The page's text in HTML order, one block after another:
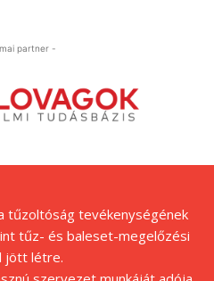
partner -
tűzoltóság tevékenységének
tűz- és baleset-megelőzési
jött létre.